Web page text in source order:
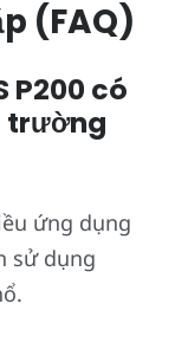
(FAQ)
P200 có
trường
ứng dụng
sử dụng